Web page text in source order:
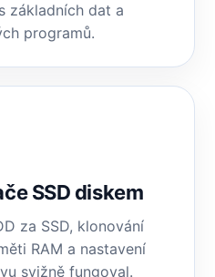
základních dat a
programů.
SSD diskem
za SSD, klonování
RAM a nastavení
svižně fungoval.